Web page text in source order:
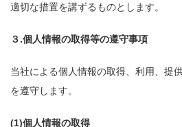
適切な措置を講ずるものとします。
３.個人情報の取得等の遵守事項
当社による個人情報の取得、利用、提
を遵守します。
(1)個人情報の取得